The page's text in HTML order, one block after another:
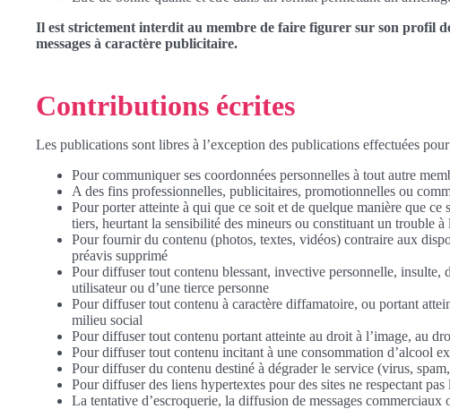
Il est strictement interdit au membre de faire figurer sur son profil
messages à caractère publicitaire.
Contributions écrites
Les publications sont libres à l’exception des publications effectuées
Pour communiquer ses coordonnées personnelles à tout autre
A des fins professionnelles, publicitaires, promotionnelles ou
Pour porter atteinte à qui que ce soit et de quelque manière que
tiers, heurtant la sensibilité des mineurs ou constituant un trouble à
Pour fournir du contenu (photos, textes, vidéos) contraire aux
préavis supprimé
Pour diffuser tout contenu blessant, invective personnelle, insulte,
utilisateur ou d’une tierce personne
Pour diffuser tout contenu à caractère diffamatoire, ou portant
milieu social
Pour diffuser tout contenu portant atteinte au droit à l’image, au
Pour diffuser tout contenu incitant à une consommation d’alcool
Pour diffuser du contenu destiné à dégrader le service (virus,
Pour diffuser des liens hypertextes pour des sites ne respectant
La tentative d’escroquerie, la diffusion de messages